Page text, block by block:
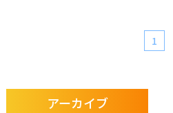
1
アーカイブ